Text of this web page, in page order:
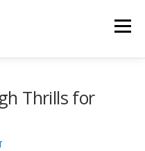
Menu
Thrills for